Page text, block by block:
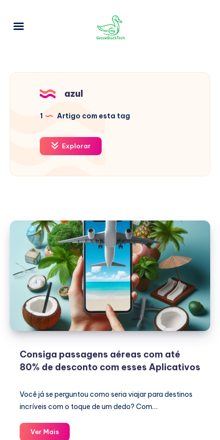
azul
1 Artigo com esta tag
Explorar
Consiga passagens aéreas com até
80% de desconto com esses Aplicativos
Você já se perguntou como seria viajar para destinos
incríveis com o toque de um dedo? Com…
Ver MaisConsiga